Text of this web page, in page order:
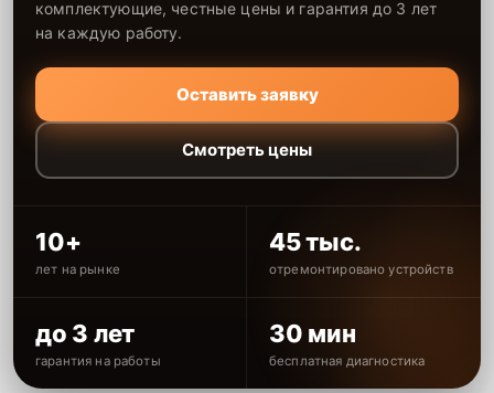
комплектующие, честные цены и гарантия до 3 лет
на каждую работу.
Оставить заявку
Смотреть цены
10+
лет на рынке
45 тыс.
отремонтировано устройств
до 3 лет
гарантия на работы
30 мин
бесплатная диагностика